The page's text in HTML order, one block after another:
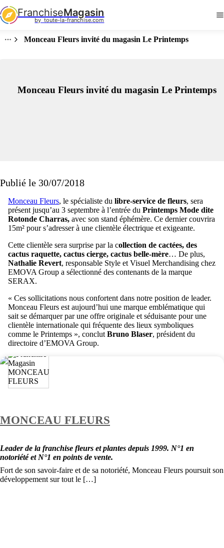
FranchiseMagasin
by  toute-la-franchise.com
Monceau Fleurs invité du magasin Le Printemps
Monceau Fleurs invité du magasin Le Printemps
Publié le 30/07/2018
Monceau Fleurs, le spécialiste du libre-service de fleurs, sera
présent jusqu’au 3 septembre à l’entrée du Printemps Mode dite
Rotonde Charras, avec son stand éphémère. Ce dernier couvrira
15m² pour s’adresser à une clientèle électrique et exigeante.
Cette clientèle sera surprise par la collection de cactées, des
cactus raquette, cactus cierge, cactus belle-mère… De plus,
Nathalie Revert, responsable Style et Visuel Merchandising chez
EMOVA Group a sélectionné des contenants de la marque
SERAX.
« Ces sollicitations nous confortent dans notre position de leader.
Monceau Fleurs est aujourd’hui une marque emblématique qui
sait se démarquer par une offre originale et séduisante pour une
clientèle internationale qui fréquente des lieux symboliques
comme le Printemps », conclut Bruno Blaser, président du
directoire d’EMOVA Group.
MONCEAU FLEURS
Leader de la franchise fleurs et plantes depuis 1999. N°1 en
notoriété et N°1 en points de vente.
Fort de son savoir-faire et de sa notoriété, Monceau Fleurs poursuit son
développement sur tout le […]